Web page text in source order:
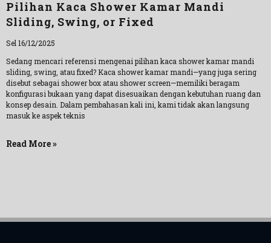
Pilihan Kaca Shower Kamar Mandi
Sliding, Swing, or Fixed
Sel 16/12/2025
Sedang mencari referensi mengenai pilihan kaca shower kamar mandi
sliding, swing, atau fixed? Kaca shower kamar mandi—yang juga sering
disebut sebagai shower box atau shower screen—memiliki beragam
konfigurasi bukaan yang dapat disesuaikan dengan kebutuhan ruang dan
konsep desain. Dalam pembahasan kali ini, kami tidak akan langsung
masuk ke aspek teknis
Read More »